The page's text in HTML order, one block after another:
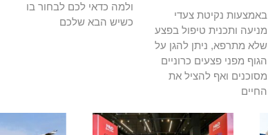
באמצעות נקיטת צעדי
מניעה ותכנית טיפול בפצע
שלא מתרפא, ניתן להגן על
הגוף מפני פצעים כרוניים
מסוכנים ואף להציל את
החיים
ולמה כדאי לכם לבחור בו
כשיש הבא שלכם